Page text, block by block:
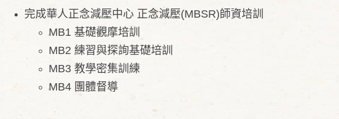
完成華人正念減壓中心 正念減壓(MBSR)師資培訓
MB1 基礎觀摩培訓
MB2 練習與探詢基礎培訓
MB3 教學密集訓練
MB4 團體督導